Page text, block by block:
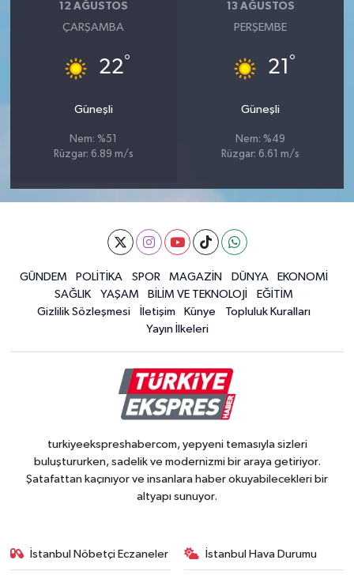
12 AĞUSTOS
ÇARŞAMBA
22°
Güneşli
Nem: %51
Rüzgar: 6.89 m/s
13 AĞUSTOS
PERŞEMBE
21 °
Güneşli
Nem: %49
Rüzgar: 6.61 m/s
GÜNDEM POLİTİKA SPOR MAGAZİN DÜNYA
EKONOMİ
SAĞLIK
YAŞAM BİLİM VE TEKNOLOJİ
EĞİTİM
Gizlilik Sözleşmesi
İletişim Künye
Topluluk Kuralları
Yayın İlkeleri
turkiyeekspreshabercom, yepyeni temasıyla sizleri
buluştururken, sadelik ve modernizmi bir araya getiriyor.
Şatafattan kaçınıyor ve insanlara haber okuyabilecekleri bir
altyapı sunuyor.
İstanbul Nöbetçi Eczaneler İstanbul Hava Durumu